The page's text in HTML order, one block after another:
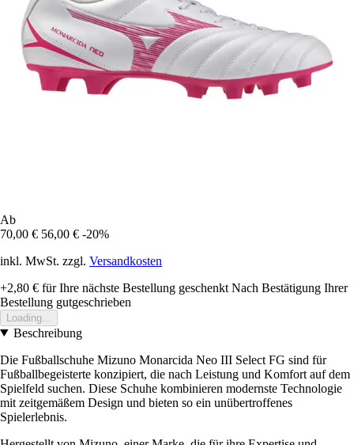
Ab
70,00 € 56,00 € -20%
inkl. MwSt. zzgl. Versandkosten
+2,80 € für Ihre nächste Bestellung geschenkt Nach Bestätigung Ihrer
Bestellung gutgeschrieben
Loading...
Beschreibung
Die Fußballschuhe Mizuno Monarcida Neo III Select FG sind für
Fußballbegeisterte konzipiert, die nach Leistung und Komfort auf dem
Spielfeld suchen. Diese Schuhe kombinieren modernste Technologie
mit zeitgemäßem Design und bieten so ein unübertroffenes
Spielerlebnis.